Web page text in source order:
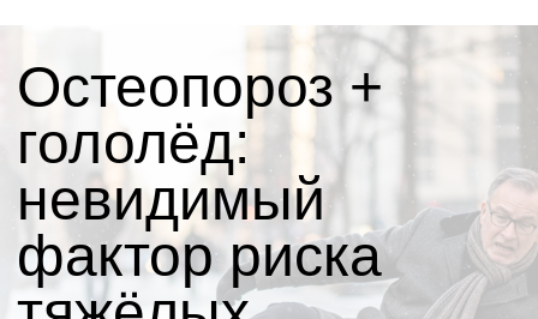
Автор: Мария Котлярова
Специалист:Медицинский консультант
фактор риска
тяжёлых
переломов, после
которых часто
требуется
эндопротез.
Записаться на приём